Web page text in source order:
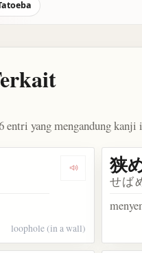
entri yang mengandung kanji
Dengarkan
loophole (in a wall)
狭
せば